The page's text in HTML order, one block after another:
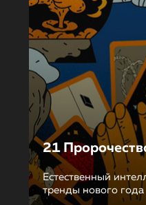
21
Естественный
тренды нового года